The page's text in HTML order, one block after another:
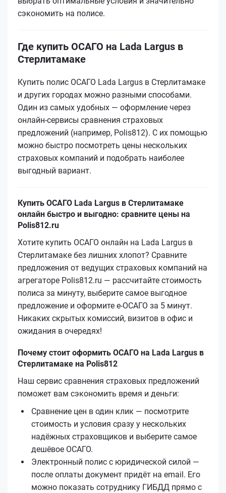
сэкономить на полисе.
Где купить ОСАГО на Lada Largus в
Стерлитамаке
Купить полис ОСАГО Lada Largus в Стерлитамаке
и других городах можно разными способами.
Один из самых удобных — оформление через
онлайн-сервисы сравнения страховых
предложений (например, Polis812). С их помощью
можно быстро посмотреть цены нескольких
страховых компаний и подобрать наиболее
выгодный вариант.
Купить ОСАГО Lada Largus в Стерлитамаке
онлайн быстро и выгодно: сравните цены на
Polis812.ru
Хотите купить ОСАГО онлайн на Lada Largus в
Стерлитамаке без лишних хлопот? Сравните
предложения от ведущих страховых компаний на
агрегаторе Polis812.ru — рассчитайте стоимость
полиса за минуту, выберите самое выгодное
предложение и оформите е‑ОСАГО за 5 минут.
Никаких скрытых комиссий, визитов в офис и
ожидания в очередях!
Почему стоит оформить ОСАГО на Lada Largus в
Стерлитамаке на Polis812
Наш сервис сравнения страховых предложений
поможет вам сэкономить время и деньги:
Сравнение цен в один клик — посмотрите
стоимость и условия сразу у нескольких
надёжных страховщиков и выберите самое
дешёвое ОСАГО.
Электронный полис с юридической силой —
после оплаты документ придёт на email. Его
можно показать сотруднику ГИБДД прямо с